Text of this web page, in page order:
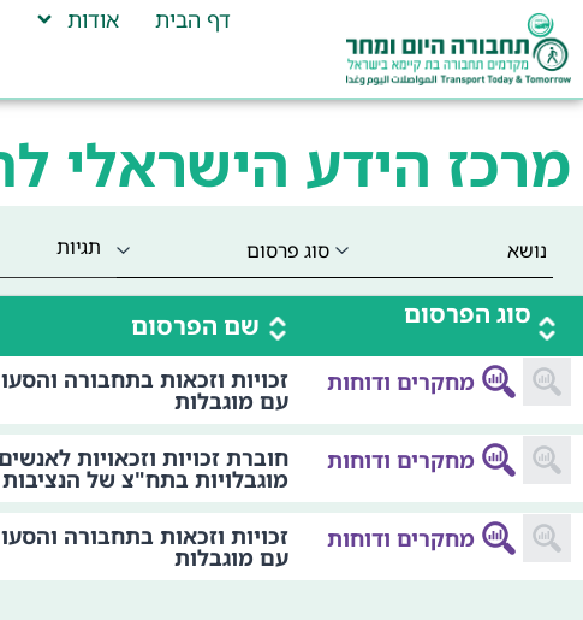
דף הבית אודות
מרכז הידע הישראלי
תגיות
סוג הפרסום שם הפרסום
מחקרים ודוחות זכויות וזכאות בתחבורה
עם מוגבלות
מחקרים ודוחות חוברת זכויות וזכאויות
מוגבלויות בתח"צ של הנציבות
מחקרים ודוחות זכויות וזכאות בתחבורה
עם מוגבלות